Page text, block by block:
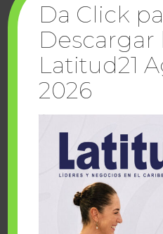
Cuando la solidaridad
sueños Fairmont
Da Click
Descargar
Latitud21
2026